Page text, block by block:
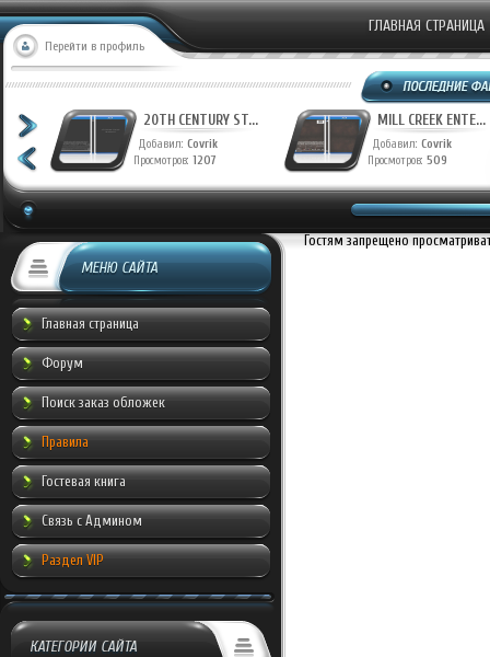
Перейти в профиль
ГЛАВНАЯ СТРАНИЦА
20TH CENTURY ST...
Добавил: Covrik
Просмотров: 1207
MILL CREEK ENTE...
Добавил: Covrik
Просмотров: 509
МЕНЮ САЙТА
Главная страница
Форум
Поиск заказ обложек
Правила
Гостевая книга
Связь с Админом
Раздел VIP
КАТЕГОРИИ САЙТА
Гостям запрещено